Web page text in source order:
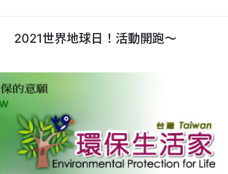
2021世界地球日！活動開跑～